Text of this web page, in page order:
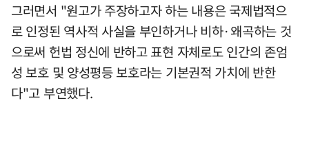
그러면서 "원고가 주장하고자 하는 내용은 국제법적으
로 인정된 역사적 사실을 부인하거나 비하·왜곡하는 것
으로써 헌법 정신에 반하고 표현 자체로도 인간의 존엄
성 보호 및 양성평등 보호라는 기본권적 가치에 반한
다"고 부연했다.